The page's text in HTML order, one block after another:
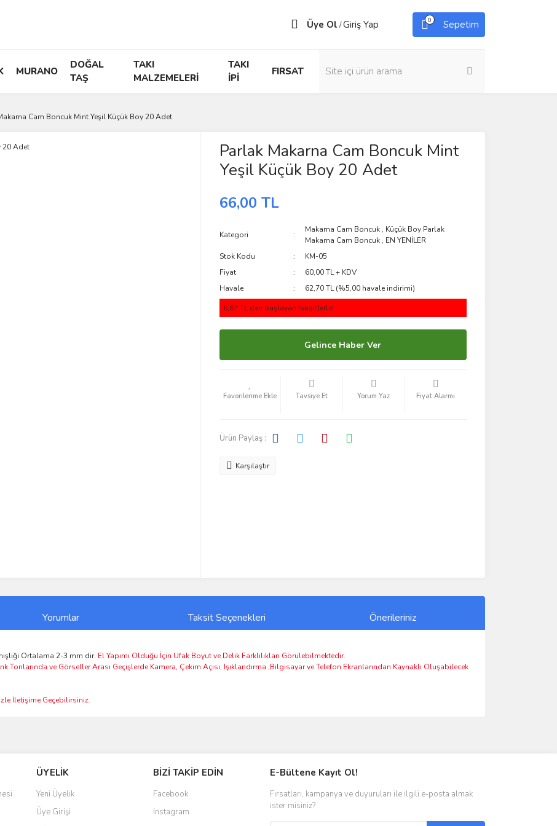
Üye Ol /Giriş Yap 0 Sepetim
MURANO
DOĞAL
TAŞ
TAKI
MALZEMELERİ
TAKI
İPİ
FIRSAT
Cam Boncuk Mint Yeşil Küçük Boy 20 Adet
Parlak Makarna Cam Boncuk Mint
Yeşil Küçük Boy 20 Adet
66,00 TL
Kategori
Makarna Cam Boncuk , Küçük Boy Parlak
Makarna Cam Boncuk , EN YENİLER
Stok Kodu
KM-05
Fiyat
60,00 TL + KDV
Havale
62,70 TL (%5,00 havale indirimi)
6,87 TL den başlayan taksitlerle!
Gelince Haber Ver
Tavsiye Et Yorum Yaz Fiyat Alarmı
Ürün Paylaş :
Karşılaştır
Yorumlar Taksit Seçenekleri Önerileriniz
Ortalama 2-3 mm dir. El Yapımı Olduğu İçin Ufak Boyut ve Delik Farklılıkları Görülebilmektedir.
Tonlarında ve Görseller Arası Geçişlerde Kamera, Çekim Açısı, Işıklandırma ,Bilgisayar ve Telefon Ekranlarından Kaynaklı Oluşabilecek
İletişime Geçebilirsiniz.
ÜYELİK
Yeni Üyelik
Üye Girişi
BİZİ TAKİP EDİN
Facebook
Instagram
E-Bültene Kayıt Ol!
Fırsatları, kampanya ve duyuruları ile ilgili e-posta almak
ister misiniz?